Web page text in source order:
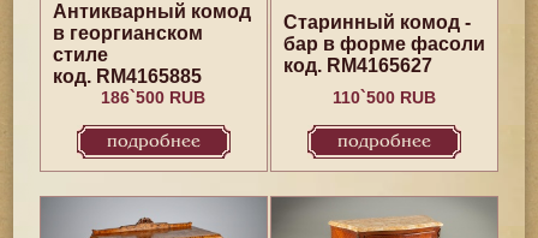
Антикварный комод
в георгианском
стиле
код. RM4165885
186`500 RUB
подробнее
Старинный комод -
бар в форме фасоли
код. RM4165627
110`500 RUB
подробнее